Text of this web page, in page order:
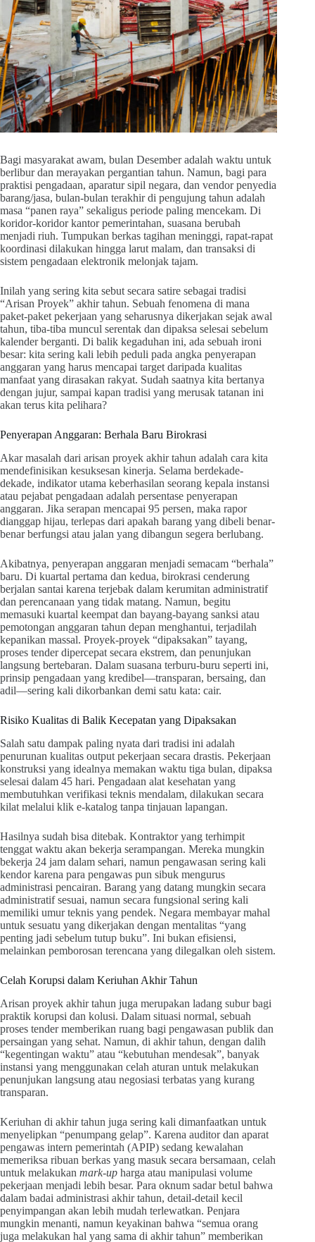
Bagi masyarakat awam, bulan Desember adalah waktu untuk
berlibur dan merayakan pergantian tahun. Namun, bagi para
praktisi pengadaan, aparatur sipil negara, dan vendor penyedia
barang/jasa, bulan-bulan terakhir di pengujung tahun adalah
masa “panen raya” sekaligus periode paling mencekam. Di
koridor-koridor kantor pemerintahan, suasana berubah
menjadi riuh. Tumpukan berkas tagihan meninggi, rapat-rapat
koordinasi dilakukan hingga larut malam, dan transaksi di
sistem pengadaan elektronik melonjak tajam.
Inilah yang sering kita sebut secara satire sebagai tradisi
“Arisan Proyek” akhir tahun. Sebuah fenomena di mana
paket-paket pekerjaan yang seharusnya dikerjakan sejak awal
tahun, tiba-tiba muncul serentak dan dipaksa selesai sebelum
kalender berganti. Di balik kegaduhan ini, ada sebuah ironi
besar: kita sering kali lebih peduli pada angka penyerapan
anggaran yang harus mencapai target daripada kualitas
manfaat yang dirasakan rakyat. Sudah saatnya kita bertanya
dengan jujur, sampai kapan tradisi yang merusak tatanan ini
akan terus kita pelihara?
Penyerapan Anggaran: Berhala Baru Birokrasi
Akar masalah dari arisan proyek akhir tahun adalah cara kita
mendefinisikan kesuksesan kinerja. Selama berdekade-
dekade, indikator utama keberhasilan seorang kepala instansi
atau pejabat pengadaan adalah persentase penyerapan
anggaran. Jika serapan mencapai 95 persen, maka rapor
dianggap hijau, terlepas dari apakah barang yang dibeli benar-
benar berfungsi atau jalan yang dibangun segera berlubang.
Akibatnya, penyerapan anggaran menjadi semacam “berhala”
baru. Di kuartal pertama dan kedua, birokrasi cenderung
berjalan santai karena terjebak dalam kerumitan administratif
dan perencanaan yang tidak matang. Namun, begitu
memasuki kuartal keempat dan bayang-bayang sanksi atau
pemotongan anggaran tahun depan menghantui, terjadilah
kepanikan massal. Proyek-proyek “dipaksakan” tayang,
proses tender dipercepat secara ekstrem, dan penunjukan
langsung bertebaran. Dalam suasana terburu-buru seperti ini,
prinsip pengadaan yang kredibel—transparan, bersaing, dan
adil—sering kali dikorbankan demi satu kata: cair.
Risiko Kualitas di Balik Kecepatan yang Dipaksakan
Salah satu dampak paling nyata dari tradisi ini adalah
penurunan kualitas output pekerjaan secara drastis. Pekerjaan
konstruksi yang idealnya memakan waktu tiga bulan, dipaksa
selesai dalam 45 hari. Pengadaan alat kesehatan yang
membutuhkan verifikasi teknis mendalam, dilakukan secara
kilat melalui klik e-katalog tanpa tinjauan lapangan.
Hasilnya sudah bisa ditebak. Kontraktor yang terhimpit
tenggat waktu akan bekerja serampangan. Mereka mungkin
bekerja 24 jam dalam sehari, namun pengawasan sering kali
kendor karena para pengawas pun sibuk mengurus
administrasi pencairan. Barang yang datang mungkin secara
administratif sesuai, namun secara fungsional sering kali
memiliki umur teknis yang pendek. Negara membayar mahal
untuk sesuatu yang dikerjakan dengan mentalitas “yang
penting jadi sebelum tutup buku”. Ini bukan efisiensi,
melainkan pemborosan terencana yang dilegalkan oleh sistem.
Celah Korupsi dalam Keriuhan Akhir Tahun
Arisan proyek akhir tahun juga merupakan ladang subur bagi
praktik korupsi dan kolusi. Dalam situasi normal, sebuah
proses tender memberikan ruang bagi pengawasan publik dan
persaingan yang sehat. Namun, di akhir tahun, dengan dalih
“kegentingan waktu” atau “kebutuhan mendesak”, banyak
instansi yang menggunakan celah aturan untuk melakukan
penunjukan langsung atau negosiasi terbatas yang kurang
transparan.
Keriuhan di akhir tahun juga sering kali dimanfaatkan untuk
menyelipkan “penumpang gelap”. Karena auditor dan aparat
pengawas intern pemerintah (APIP) sedang kewalahan
memeriksa ribuan berkas yang masuk secara bersamaan, celah
untuk melakukan mark-up harga atau manipulasi volume
pekerjaan menjadi lebih besar. Para oknum sadar betul bahwa
dalam badai administrasi akhir tahun, detail-detail kecil
penyimpangan akan lebih mudah terlewatkan. Penjara
mungkin menanti, namun keyakinan bahwa “semua orang
juga melakukan hal yang sama di akhir tahun” memberikan